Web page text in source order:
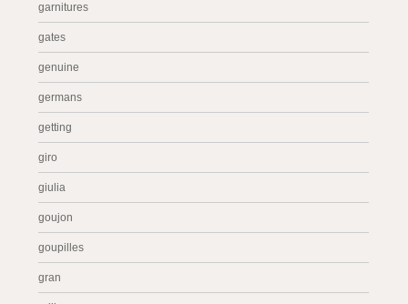
garnitures
gates
genuine
germans
getting
giro
giulia
goujon
goupilles
gran